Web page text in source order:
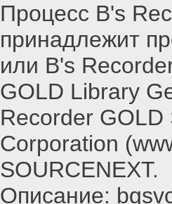
Процесс B's
принадлежит
или B's
GOLD Library
Recorder GOLD
Corporation
SOURCENEXT.
Описание: